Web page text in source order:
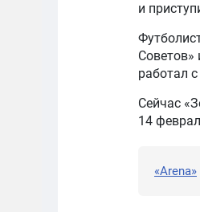
и
Советов»
работал
Сейчас
14
«Arena»